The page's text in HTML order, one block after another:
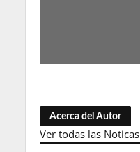
Acerca del Autor
Ver todas las Noticas